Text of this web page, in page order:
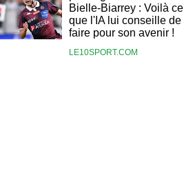
Bielle-Biarrey : Voilà ce
que l'IA lui conseille de
faire pour son avenir !
LE10SPORT.COM